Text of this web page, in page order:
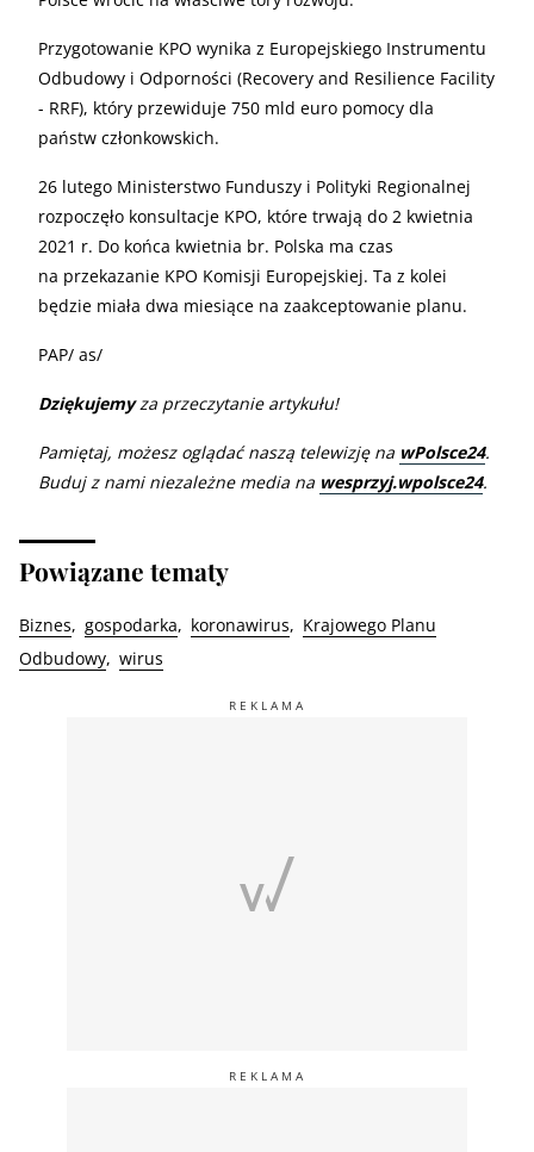
Przygotowanie KPO wynika z Europejskiego Instrumentu
Odbudowy i Odporności (Recovery and Resilience Facility
- RRF), który przewiduje 750 mld euro pomocy dla
państw członkowskich.
26 lutego Ministerstwo Funduszy i Polityki Regionalnej
rozpoczęło konsultacje KPO, które trwają do 2 kwietnia
2021 r. Do końca kwietnia br. Polska ma czas
na przekazanie KPO Komisji Europejskiej. Ta z kolei
będzie miała dwa miesiące na zaakceptowanie planu.
PAP/ as/
Dziękujemyza przeczytanie artykułu!
Pamiętaj, możesz oglądać naszą telewizję na wPolsce24.
Buduj z nami niezależne media na wesprzyj.wpolsce24.
Powiązane tematy
Biznes gospodarka koronawirus
Krajowego Planu
Odbudowy wirus